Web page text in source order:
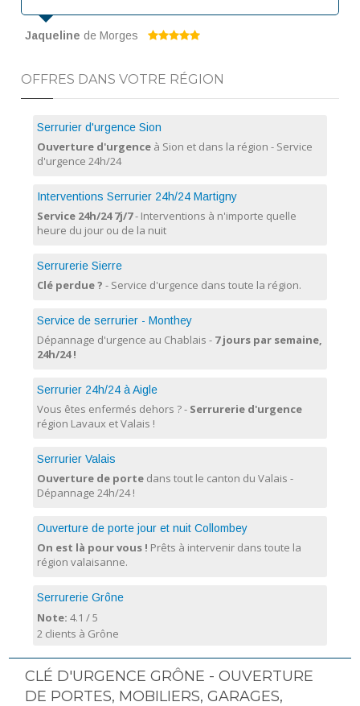
Jaqueline de Morges
OFFRES DANS VOTRE RÉGION
Serrurier d'urgence Sion
Ouverture d'urgenceà Sion et dans la région - Service
d'urgence 24h/24
Interventions Serrurier 24h/24 Martigny
Service 24h/24 7j/7- Interventions à n'importe quelle
heure du jour ou de la nuit
Serrurerie Sierre
Clé perdue ? - Service d'urgence dans toute la région.
Service de serrurier - Monthey
Dépannage d'urgence au Chablais - 7 jours par semaine,
24h/24 !
Serrurier 24h/24 à Aigle
Vous êtes enfermés dehors ? - Serrurerie d'urgence
région Lavaux et Valais !
Serrurier Valais
Ouverture de portedans tout le canton du Valais -
Dépannage 24h/24 !
Ouverture de porte jour et nuit Collombey
On est là pour vous ! Prêts à intervenir dans toute la
région valaisanne.
Serrurerie Grône
Note: 4.1 /5
2 clients à Grône
CLÉ D'URGENCE GRÔNE - OUVERTURE
DE PORTES, MOBILIERS, GARAGES,